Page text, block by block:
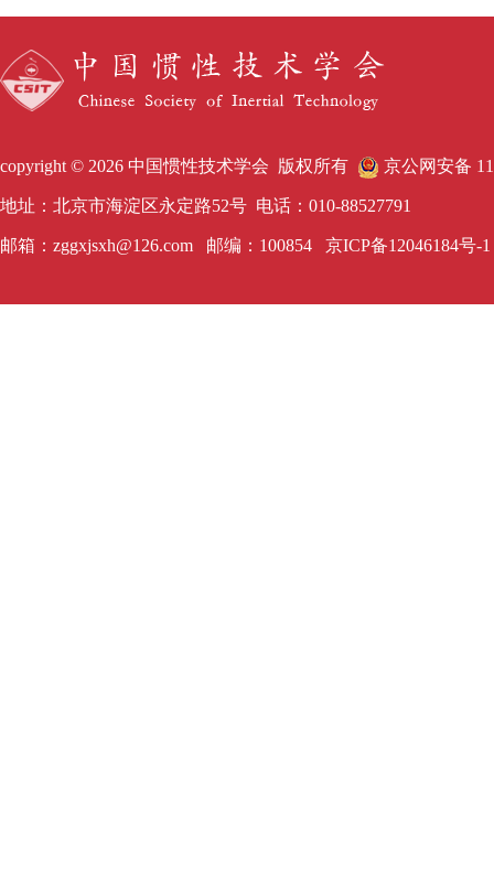
copyright © 2026 中国惯性技术学会 版权所有 京公网安备
地址：北京市海淀区永定路52号 电话：010-88527791
邮箱：zggxjsxh@126.com 邮编：100854 京ICP备12046184号-1